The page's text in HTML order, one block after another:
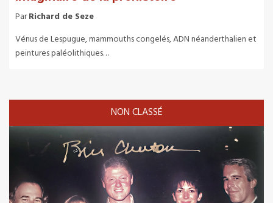
ParRichard de Seze
Vénus de Lespugue, mammouths congelés, ADN néanderthalien et
peintures paléolithiques…
NON CLASSÉ